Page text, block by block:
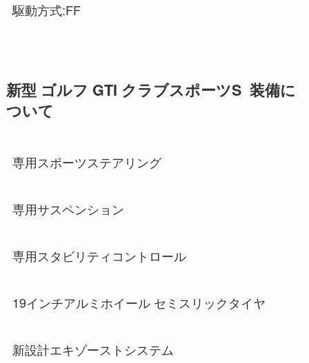
駆動方式:FF
新型 ゴルフ GTI クラブスポーツS 装備に
ついて
専用スポーツステアリング
専用サスペンション
専用スタビリティコントロール
19インチアルミホイール セミスリックタイヤ
新設計エキゾーストシステム